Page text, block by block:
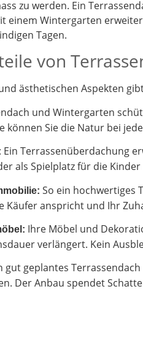
zu werden. Ein
einem Wintergarten
Tagen.
von
ästhetischen Aspekten
und Wintergarten
können Sie die Natur bei
Ein Terrassenüberdachung
als Spielplatz für die
So ein hochwertiges
Käufer anspricht und Ihr
Ihre Möbel und
verlängert. Kein
gut geplantes
Der Anbau spendet